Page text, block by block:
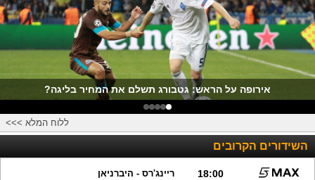
אירופה על הראש: גטבורג תשלם את המחיר בליגה?
ללוח המלא >>>
השידורים הקרובים
18:00 ריינג'רס - היברניאן